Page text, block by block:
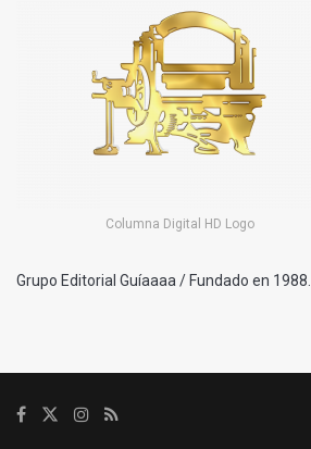
Columna Digital HD Logo
Grupo Editorial Guíaaaa / Fundado en 1988.